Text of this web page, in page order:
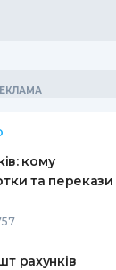
кому
та перекази
рахунків